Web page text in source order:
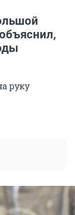
руку